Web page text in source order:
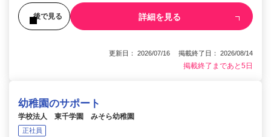
後で見る 詳細を見る
更新日： 2026/07/16 掲載終了日： 2026/08/14
掲載終了まであと5日
幼稚園のサポート
学校法人 東千学園 みそら幼稚園
正社員